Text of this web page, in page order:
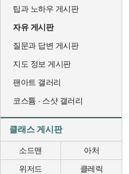
팁과 노하우 게시판
자유 게시판
질문과 답변 게시판
지도 정보 게시판
팬아트 갤러리
코스튬 · 스샷 갤러리
클래스 게시판
소드맨
아처
위저드
클레릭